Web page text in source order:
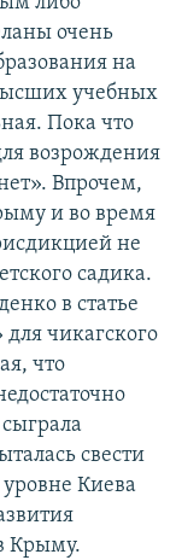
очень
на
учебных
Пока что
возрождения
Впрочем,
и во время
не
садика.
в статье
чикагского
что
свести
Киева
Крыму.